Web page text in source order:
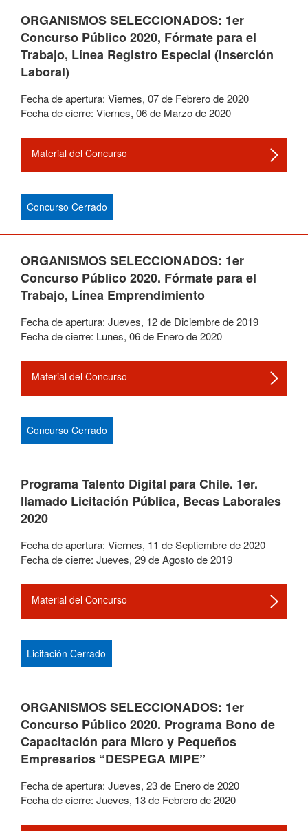
ORGANISMOS SELECCIONADOS: 1er
Concurso Público 2020, Fórmate para el
Trabajo, Línea Registro Especial (Inserción
Laboral)
Fecha de apertura: Viernes, 07de Febrerode2020
Fecha de cierre: Viernes, 06de Marzode2020
Material del Concurso
Concurso Cerrado
ORGANISMOS SELECCIONADOS: 1er
Concurso Público 2020. Fórmate para el
Trabajo, Línea Emprendimiento
Fecha de apertura: Jueves, 12de Diciembrede2019
Fecha de cierre: Lunes, 06de Enerode2020
Material del Concurso
Concurso Cerrado
Programa Talento Digital para Chile. 1er.
llamado Licitación Pública, Becas Laborales
2020
Fecha de apertura: Viernes, 11 deSeptiembrede2020
Fecha de cierre: Jueves, 29deAgostode2019
Material del Concurso
Licitación Cerrado
ORGANISMOS SELECCIONADOS: 1er
Concurso Público 2020. Programa Bono de
Capacitación para Micro y Pequeños
Empresarios “DESPEGA MIPE”
Fecha de apertura: Jueves, 23de Enerode2020
Fecha de cierre: Jueves, 13de Febrerode2020